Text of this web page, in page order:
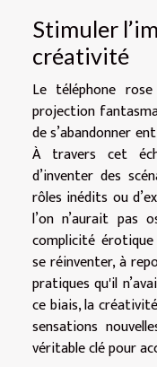
Stimuler
créativité
Le téléphone
projection
de s’abandonner
À travers cet
d’inventer des
rôles inédits ou
l’on n’aurait pas
complicité
se réinventer, à
pratiques qu'il
ce biais, la
sensations
véritable clé pour